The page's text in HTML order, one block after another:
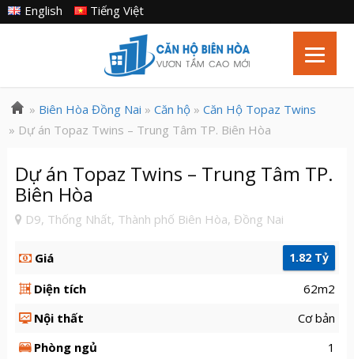
Tiếng Việt
English
» Biên Hòa Đồng Nai » Căn hộ» Căn Hộ Topaz Twins
» Dự án Topaz Twins – Trung Tâm TP. Biên Hòa
Dự án Topaz Twins – Trung Tâm TP.
Biên Hòa
D9, Thống Nhất, Thành phố Biên Hòa, Đồng Nai
Giá 1.82 Tỷ
Diện tích
62m2
Nội thất
Cơ bản
Phòng ngủ
1